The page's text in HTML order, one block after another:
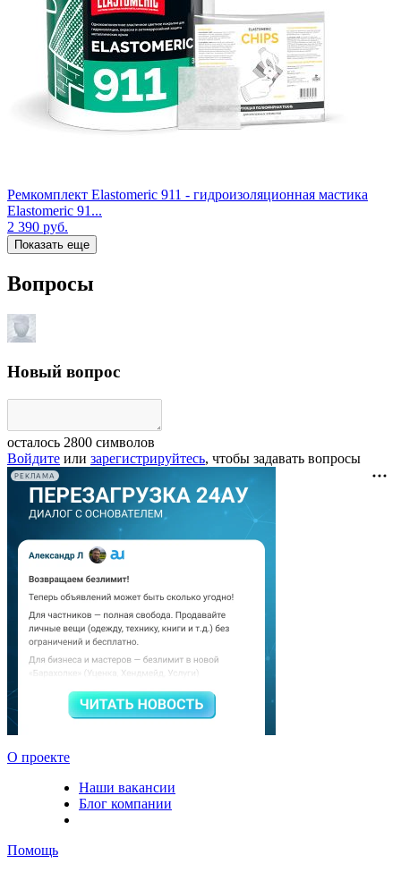
Ремкомплект Elastomeric 911 - гидроизоляционная мастика
Elastomeric 91...
2 390 руб.
Показать еще
Вопросы
Новый вопрос
осталось 2800 символов
Войдите или зарегистрируйтесь, чтобы задавать вопросы
РЕКЛАМА
О проекте
Наши вакансии
Блог компании
Помощь